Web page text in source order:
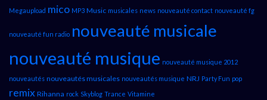
Megaupload mico MP3 Music musicales news nouveauté contact nouveauté fg
nouveauté fun radio nouveauté musicale
nouveauté musique nouveauté musique 2012
nouveautés nouveautés musicales nouveautés musique NRJ Party Fun pop
remix Rihanna rock Skyblog Trance Vitamine